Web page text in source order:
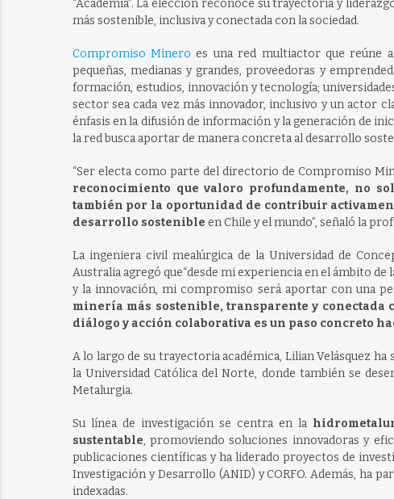
“Academia”. La elección reconoce su trayectoria y
más sostenible, inclusiva y conectada con la sociedad.
Compromiso Minero es una red multiactor que reúne
pequeñas, medianas y grandes, proveedoras y
formación, estudios, innovación y tecnología;
sector sea cada vez más innovador, inclusivo y un actor
énfasis en la difusión de información y la generación de
la red busca aportar de manera concreta al desarrollo
“Ser electa como parte del directorio de Compromiso
reconocimiento que valoro profundamente, no
también por la oportunidad de contribuir
desarrollo sostenible en Chile y el mundo”, señaló la
La ingeniera civil mealúrgica de la Universidad de
Australia agregó que“desde mi experiencia en el ámbito
y la innovación, mi compromiso será aportar con una
minería más sostenible, transparente y conectada
diálogo y acción colaborativa es un paso concreto
A lo largo de su trayectoria académica, Lilian Velásquez
la Universidad Católica del Norte, donde también se
Metalurgia.
Su línea de investigación se centra en la
sustentable, promoviendo soluciones innovadoras y
publicaciones científicas y ha liderado proyectos de
Investigación y Desarrollo (ANID) y CORFO. Además, ha
indexadas.